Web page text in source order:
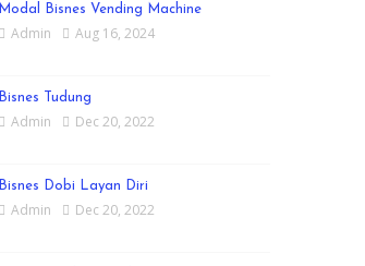
Modal Bisnes Vending Machine
Admin Aug 16, 2024
Bisnes Tudung
Admin Dec 20, 2022
Bisnes Dobi Layan Diri
Admin Dec 20, 2022